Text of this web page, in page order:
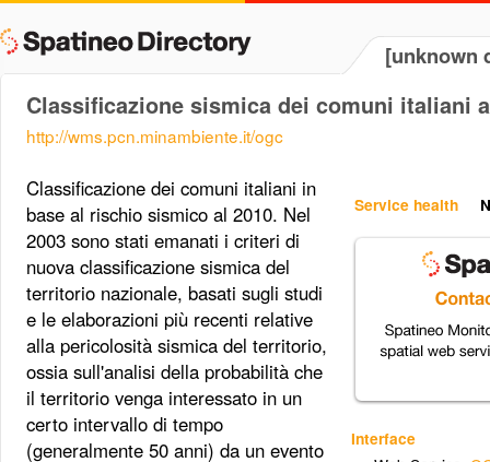
[unknown
Classificazione sismica dei comuni italiani
http://wms.pcn.minambiente.it/ogc
Service health
Interface
Classificazione dei comuni italiani in
base al rischio sismico al 2010. Nel
2003 sono stati emanati i criteri di
nuova classificazione sismica del
territorio nazionale, basati sugli studi
e le elaborazioni più recenti relative
alla pericolosità sismica del territorio,
ossia sull'analisi della probabilità che
il territorio venga interessato in un
certo intervallo di tempo
(generalmente 50 anni) da un evento